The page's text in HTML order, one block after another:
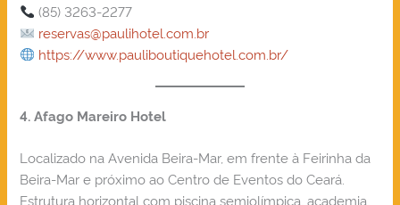
(85) 3263-2277
reservas@paulihotel.com.br
https://www.pauliboutiquehotel.com.br/
4. Afago Mareiro Hotel
Localizado na Avenida Beira-Mar, em frente à Feirinha da
Beira-Mar e próximo ao Centro de Eventos do Ceará.
Estrutura horizontal com piscina semiolímpica, academia,